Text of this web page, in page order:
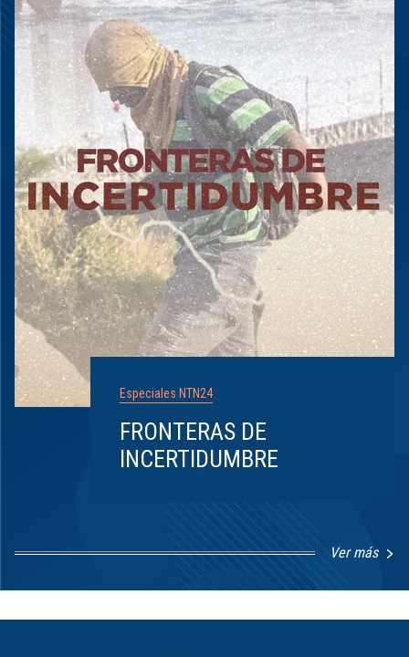
Especiales NTN24
FRONTERAS DE
INCERTIDUMBRE
Ver más
1
8